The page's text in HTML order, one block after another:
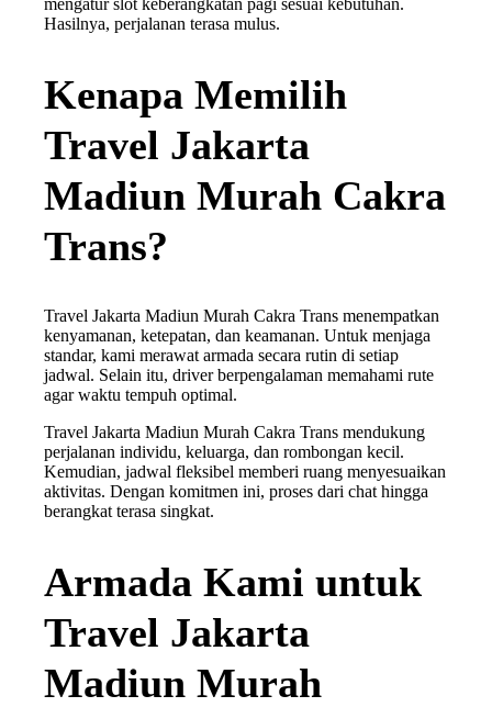
mengatur slot keberangkatan pagi sesuai kebutuhan.
Hasilnya, perjalanan terasa mulus.
Kenapa Memilih
Travel Jakarta
Madiun Murah Cakra
Trans?
Travel Jakarta Madiun Murah Cakra Trans menempatkan
kenyamanan, ketepatan, dan keamanan. Untuk menjaga
standar, kami merawat armada secara rutin di setiap
jadwal. Selain itu, driver berpengalaman memahami rute
agar waktu tempuh optimal.
Travel Jakarta Madiun Murah Cakra Trans mendukung
perjalanan individu, keluarga, dan rombongan kecil.
Kemudian, jadwal fleksibel memberi ruang menyesuaikan
aktivitas. Dengan komitmen ini, proses dari chat hingga
berangkat terasa singkat.
Armada Kami untuk
Travel Jakarta
Madiun Murah